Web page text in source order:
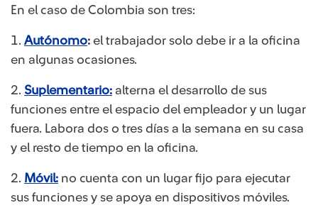
En el caso de Colombia son tres:
1. Autónomo: el trabajador solo debe ir a la oficina
en algunas ocasiones.
2. Suplementario: alterna el desarrollo de sus
funciones entre el espacio del empleador y un lugar
fuera. Labora dos o tres días a la semana en su casa
y el resto de tiempo en la oficina.
2. Móvil: no cuenta con un lugar fijo para ejecutar
sus funciones y se apoya en dispositivos móviles.